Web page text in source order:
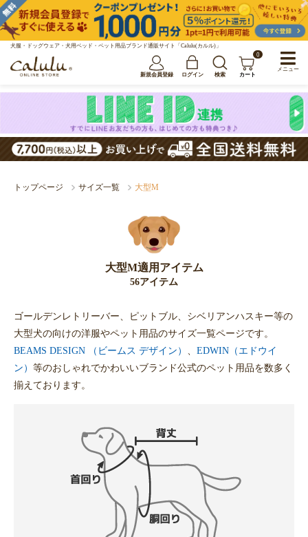
犬服・ドッグウェア・犬用ベッド・ペット用品ブランド通販サイト「Calulu(カルル)」
新規会員登録 ログイン 検索
0
カート
トップページ サイズ一覧 大型M
大型M適用アイテム
56アイテム
ゴールデンレトリーバー、ピットブル、シベリアンハスキー等の
大型犬の向けの洋服やペット用品のサイズ一覧ページです。
BEAMS DESIGN （ビームス デザイン）
EDWIN（エドウイ
ン） 等のおしゃれでかわいいブランド公式のペット用品を数多く
揃えております。
メニュー